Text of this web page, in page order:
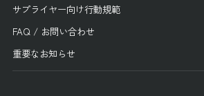
サプライヤー向け行動規範
FAQ / お問い合わせ
重要なお知らせ